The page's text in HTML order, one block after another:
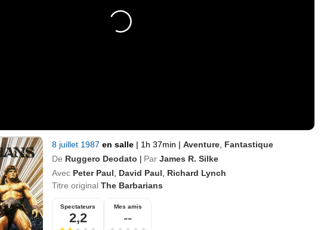
8 juillet 1987 en salle | 1h 37min | Aventure Fantastique
De Ruggero Deodato | Par James R. Silke
Avec Peter Paul David Paul
Richard Lynch
Titre original The Barbarians
Spectateurs
2,2
Mes amis
--